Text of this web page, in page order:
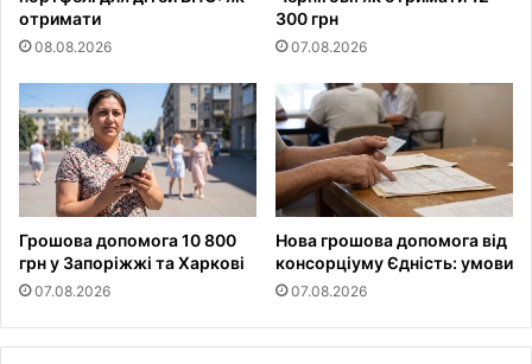
отримати
08.08.2026
300 грн
07.08.2026
Грошова допомога 10 800
грн у Запоріжжі та Харкові
07.08.2026
Нова грошова допомога від
консорціуму Єдність: умови
07.08.2026